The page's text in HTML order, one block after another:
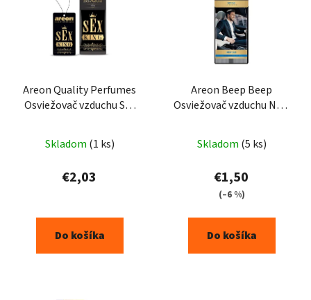
Areon Quality Perfumes
Osviežovač vzduchu Sex
Skladom (1 ks)
€2,03
Do košíka
Areon Beep Beep
Osviežovač vzduchu New
Skladom (5 ks)
€1,50
(–6 %)
Do košíka